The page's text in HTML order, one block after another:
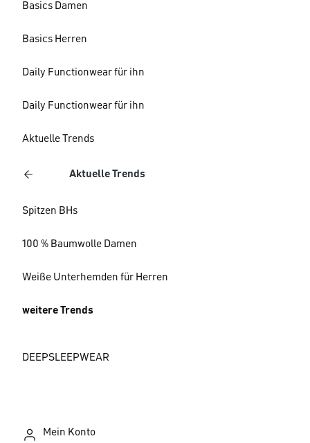
Basics Damen
Basics Herren
Daily Functionwear für ihn
Daily Functionwear für ihn
Aktuelle Trends
Aktuelle Trends
Spitzen BHs
100 % Baumwolle Damen
Weiße Unterhemden für Herren
weitere Trends
DEEPSLEEPWEAR
Mein Konto